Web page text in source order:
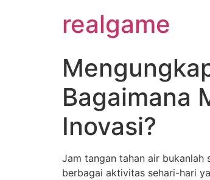
realgame
Bagaimana
Inovasi?
Jam tangan tahan air
berbagai aktivitas sehari-hari